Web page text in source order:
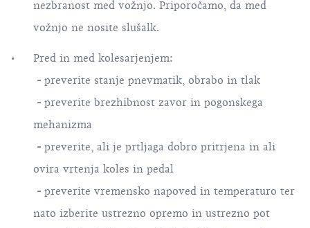
nezbranost med vožnjo. Priporočamo, da med
vožnjo ne nosite slušalk.
Pred in med kolesarjenjem:
- preverite stanje pnevmatik, obrabo in tlak
- preverite brezhibnost zavor in pogonskega
mehanizma
- preverite, ali je prtljaga dobro pritrjena in ali
ovira vrtenja koles in pedal
- preverite vremensko napoved in temperaturo ter
nato izberite ustrezno opremo in ustrezno pot